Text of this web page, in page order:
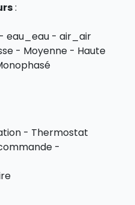
:
eau_eau - air_air
- Moyenne - Haute
- Thermostat
-